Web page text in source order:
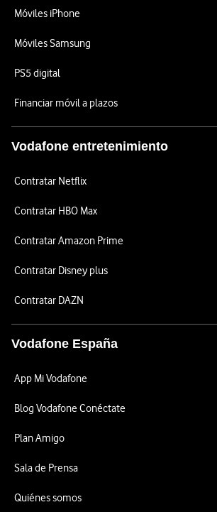
Móviles iPhone
Móviles Samsung
PS5 digital
Financiar móvil a plazos
Vodafone entretenimiento
Contratar Netflix
Contratar HBO Max
Contratar Amazon Prime
Contratar Disney plus
Contratar DAZN
Vodafone España
App Mi Vodafone
Blog Vodafone Conéctate
Plan Amigo
Sala de Prensa
Quiénes somos